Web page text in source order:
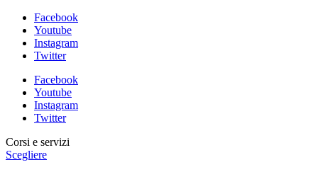
Facebook
Youtube
Instagram
Twitter
Facebook
Youtube
Instagram
Twitter
Corsi e servizi
Scegliere